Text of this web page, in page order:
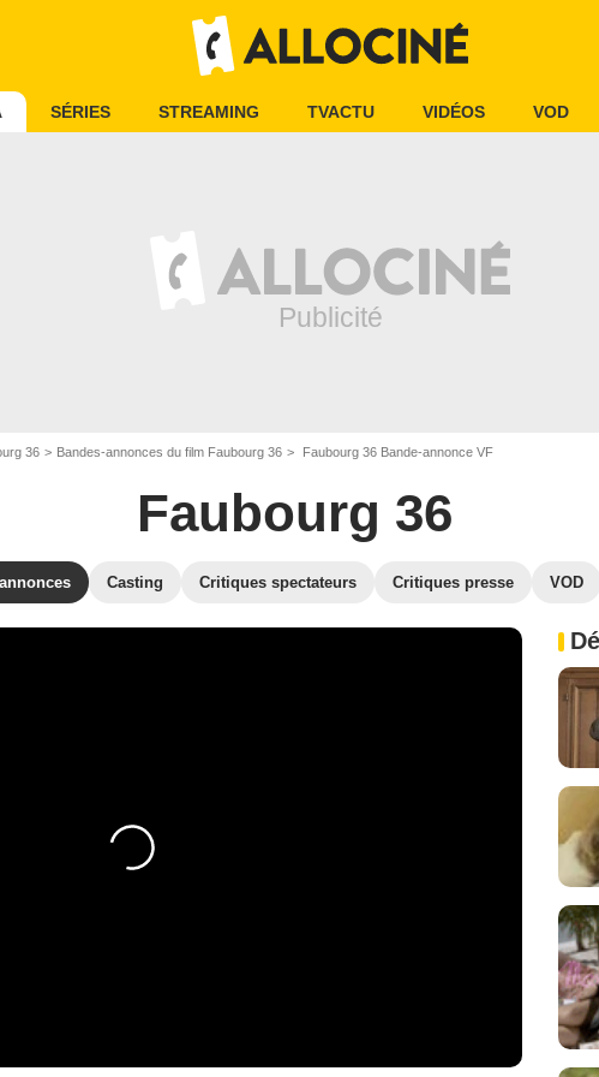
SÉRIES STREAMING TVACTU VIDÉOS VOD
36 Bandes-annonces du film Faubourg 36 Faubourg 36 Bande-annonce VF
Faubourg 36
Casting Critiques spectateurs Critiques presse VOD